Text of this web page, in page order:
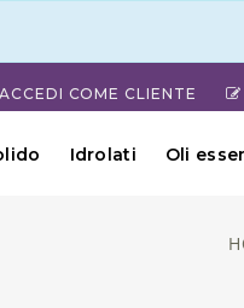
ACCEDI COME CLIENTE
Idrolati Oli